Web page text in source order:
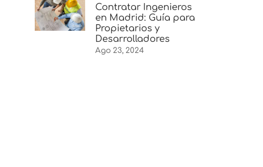
Contratar Ingenieros
en Madrid: Guía para
Propietarios y
Desarrolladores
Ago 23, 2024